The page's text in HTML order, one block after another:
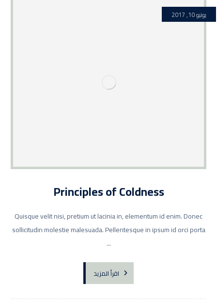
Principles of Coldness
يونيو 10, 2017
Quisque velit nisi, pretium ut lacinia in, elementum id enim. Donec
sollicitudin molestie malesuada. Pellentesque in ipsum id orci porta
...
اقرأ المزيد